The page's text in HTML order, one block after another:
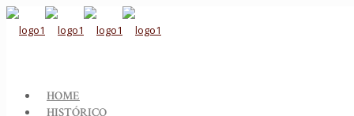
HOME
HISTÓRICO